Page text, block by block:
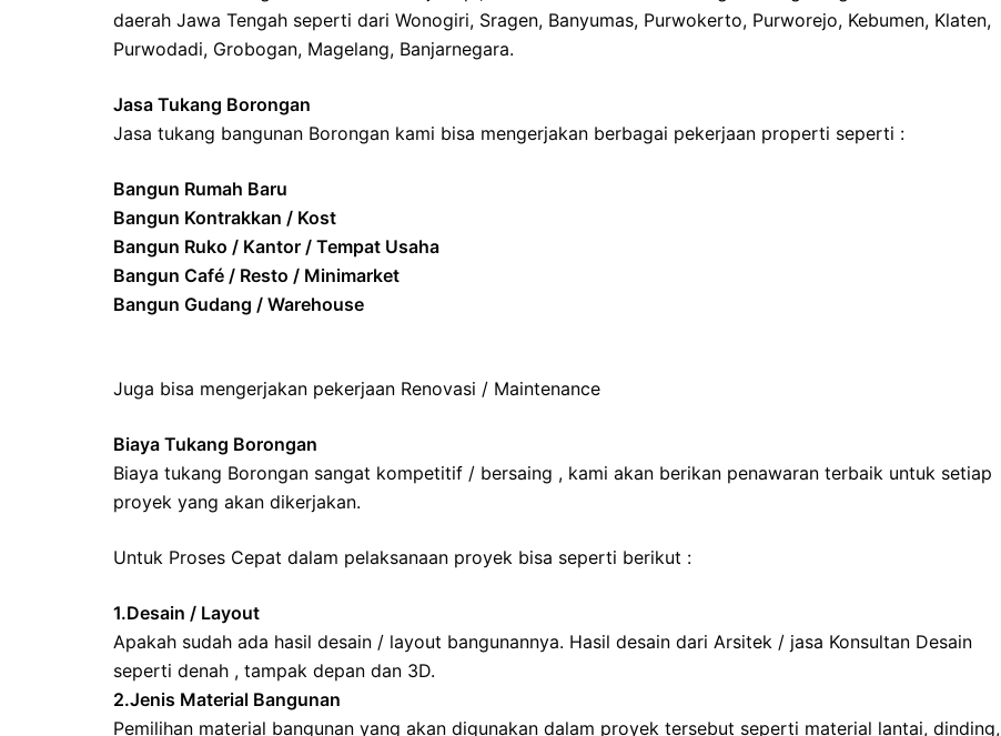
daerah Jawa Tengah seperti dari Wonogiri, Sragen, Banyumas, Purwokerto, Purworejo, Kebumen, Klaten,
Purwodadi, Grobogan, Magelang, Banjarnegara.
Jasa Tukang Borongan
Jasa tukang bangunan Borongan kami bisa mengerjakan berbagai pekerjaan properti seperti :
Bangun Rumah Baru
Bangun Kontrakkan / Kost
Bangun Ruko / Kantor / Tempat Usaha
Bangun Café / Resto / Minimarket
Bangun Gudang / Warehouse
Juga bisa mengerjakan pekerjaan Renovasi / Maintenance
Biaya Tukang Borongan
Biaya tukang Borongan sangat kompetitif / bersaing , kami akan berikan penawaran terbaik untuk setiap
proyek yang akan dikerjakan.
Untuk Proses Cepat dalam pelaksanaan proyek bisa seperti berikut :
1.Desain / Layout
Apakah sudah ada hasil desain / layout bangunannya. Hasil desain dari Arsitek / jasa Konsultan Desain
seperti denah , tampak depan dan 3D.
2.Jenis Material Bangunan
Pemilihan material bangunan yang akan digunakan dalam proyek tersebut seperti material lantai, dinding,